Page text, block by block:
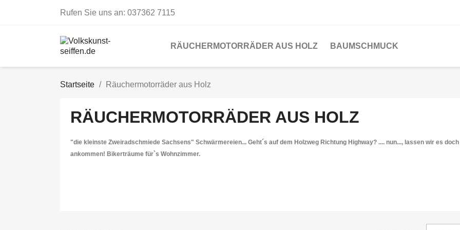
Rufen Sie uns an: 037362 7115
RÄUCHERMOTORRÄDER AUS HOLZ BAUMSCHMUCK
Startseite Räuchermotorräder aus Holz
RÄUCHERMOTORRÄDER AUS HOLZ
"die kleinste Zweiradschmiede Sachsens" Schwärmereien... Geht´s auf dem Holzweg Richtung Highway? .... nun..., lassen wir es
ankommen! Bikerträume für`s Wohnzimmer.